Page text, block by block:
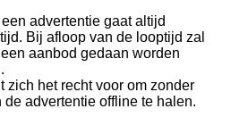
advertentie gaat altijd
Bij afloop van de looptijd zal
aanbod gedaan worden
zich het recht voor om zonder
de advertentie offline te halen.